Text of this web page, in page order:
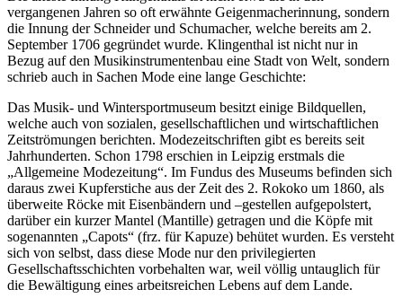
vergangenen Jahren so oft erwähnte Geigenmacherinnung, sondern
die Innung der Schneider und Schumacher, welche bereits am 2.
September 1706 gegründet wurde. Klingenthal ist nicht nur in
Bezug auf den Musikinstrumentenbau eine Stadt von Welt, sondern
schrieb auch in Sachen Mode eine lange Geschichte:
Das Musik- und Wintersportmuseum besitzt einige Bildquellen,
welche auch von sozialen, gesellschaftlichen und wirtschaftlichen
Zeitströmungen berichten. Modezeitschriften gibt es bereits seit
Jahrhunderten. Schon 1798 erschien in Leipzig erstmals die
„Allgemeine Modezeitung“. Im Fundus des Museums befinden sich
daraus zwei Kupferstiche aus der Zeit des 2. Rokoko um 1860, als
überweite Röcke mit Eisenbändern und –gestellen aufgepolstert,
darüber ein kurzer Mantel (Mantille) getragen und die Köpfe mit
sogenannten „Capots“ (frz. für Kapuze) behütet wurden. Es versteht
sich von selbst, dass diese Mode nur den privilegierten
Gesellschaftsschichten vorbehalten war, weil völlig untauglich für
die Bewältigung eines arbeitsreichen Lebens auf dem Lande.